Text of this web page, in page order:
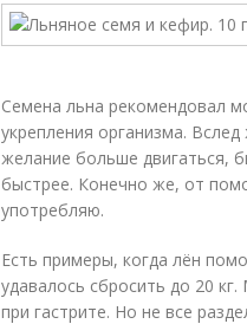
Семена льна рекомендовал
укрепления организма.
желание больше двигаться,
быстрее. Конечно же, от
употребляю.
Есть примеры, когда лён
удавалось сбросить до 20
при гастрите. Но не все